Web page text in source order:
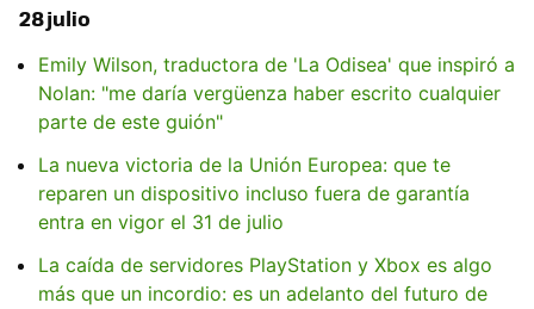
28 julio
Emily Wilson, traductora de 'La Odisea' que inspiró a
Nolan: "me daría vergüenza haber escrito cualquier
parte de este guión"
La nueva victoria de la Unión Europea: que te
reparen un dispositivo incluso fuera de garantía
entra en vigor el 31 de julio
La caída de servidores PlayStation y Xbox es algo
más que un incordio: es un adelanto del futuro de